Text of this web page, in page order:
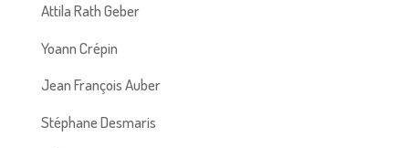
Attila Rath Geber
Yoann Crépin
Jean François Auber
Stéphane Desmaris